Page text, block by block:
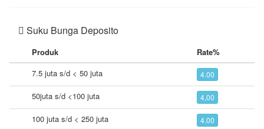
Suku Bunga Deposito
Produk
Rate%
7.5 juta s/d < 50 juta
4.00
50juta s/d <100 juta 4,00
100 juta s/d < 250 juta 4.00